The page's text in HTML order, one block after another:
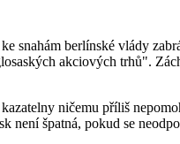
snahám berlínské vlády
akciových trhů".
ničemu příliš
není špatná, pokud se